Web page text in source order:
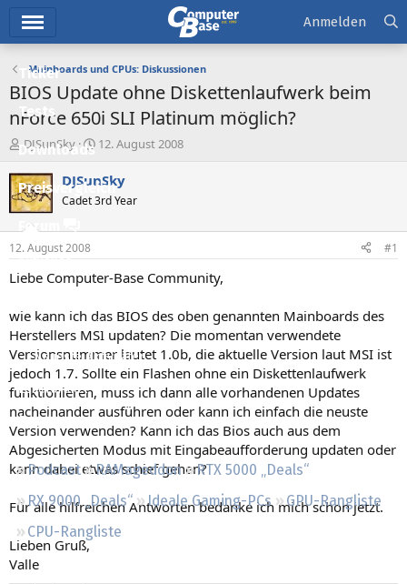
Ticker
Tests
Downloads
Preisvergleich
Forum
Aktuelles
Neue Beiträge
Neueste Aktivitäten
Leserartikel
Regeln
Podcast RAMageddon
RTX 5000 „Deals“
RX 9000 „Deals“
Ideale Gaming-PCs
GPU-Rangliste
CPU-Rangliste
Anmelden
Mainboards und CPUs: Diskussionen
BIOS Update ohne Diskettenlaufwerk beim
nForce 650i SLI Platinum möglich?
E
r
s
t
e
e
r
DJSunSky
E
s
e
t
a
12. August 2008
DJSunSky
Cadet 3rd Year
12. August 2008 #1
Liebe Computer-Base Community,
wie kann ich das BIOS des oben genannten Mainboards des
Herstellers MSI updaten? Die momentan verwendete
Versionsnummer lautet 1.0b, die aktuelle Version laut MSI ist
jedoch 1.7. Sollte ein Flashen ohne ein Diskettenlaufwerk
funktionieren, muss ich dann alle vorhandenen Updates
nacheinander ausführen oder kann ich einfach die neuste
Version verwenden? Kann ich das Bios auch aus dem
Abgesicherten Modus mit Eingabeaufforderung updaten oder
kann dabei etwas schief gehen?
Für alle hilfreichen Antworten bedanke ich mich schon jetzt.
Lieben Gruß,
Valle